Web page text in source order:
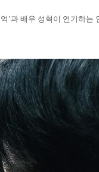
’과 배우 성혁이 연기하는